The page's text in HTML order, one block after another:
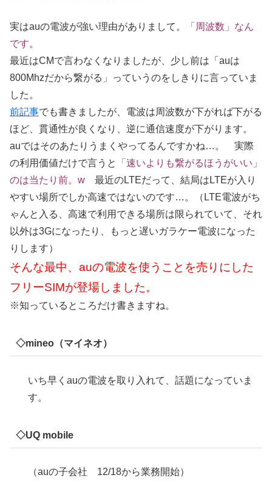
実はauの電波が強い理由がありまして。
「周波数」なん
です。
最近はCMで言わなくなりましたが、少し前は「auは
800Mhzだから繋がる」っていうのをしきりに言っていま
した。
前記事でも書きましたが、電波は周波数が下がれば下がる
ほど、貫通性が良くなり、逆に通信速度が下がります。
auではそのあたりうまくやってるんですかね…。 実際
の利用価値だけで言うと
「速いよりも繋がるほうがいい」
のは当たり前。w 最近のLTEだって、結局はLTEが入り
やすい場所でしか高速ではないのです…。（LTE電波がち
ゃんと入る、高速で利用できる場所は限られていて、それ
以外は3Gになったり、もっと遅いガラケー電波になった
りします）
そんな最中、auの電波を使うことを売りにした
フリーSIMが登場しました。
※知っているところだけ書きますね。
◇mineo（マイネオ）
いち早くauの電波を取り入れて、話題になっていま
す。
◇UQ mobile
（auの子会社 12/18から業務開始）